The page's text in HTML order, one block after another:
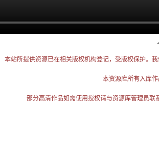
本站所提供资源已在相关版权机构登记，受版权保护。
本资源库所有入库
部分高清作品如需使用授权请与资源库管理员联